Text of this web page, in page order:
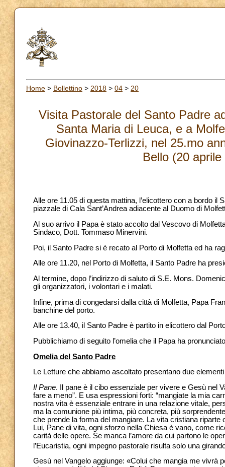
Home > Bollettino > 2018 > 04 > 20
Visita Pastorale del Santo Padre
Santa Maria di Leuca, e a
Giovinazzo-Terlizzi, nel 25.mo
Bello (20
Alle ore 11.05 di questa mattina, l’elicottero con a bordo
piazzale di Cala Sant’Andrea adiacente al Duomo di
Al suo arrivo il Papa è stato accolto dal Vescovo di
Sindaco, Dott. Tommaso Minervini.
Poi, il Santo Padre si è recato al Porto di Molfetta ed ha
Alle ore 11.20, nel Porto di Molfetta, il Santo Padre ha
Al termine, dopo l’indirizzo di saluto di S.E. Mons.
gli organizzatori, i volontari e i malati.
Infine, prima di congedarsi dalla città di Molfetta, Papa
banchine del porto.
Alle ore 13.40, il Santo Padre è partito in elicottero dal
Pubblichiamo di seguito l’omelia che il Papa ha
Omelia del Santo Padre
Le Letture che abbiamo ascoltato presentano due
Il Pane. Il pane è il cibo essenziale per vivere e Gesù nel
fare a meno”. E usa espressioni forti: “mangiate la mia
nostra vita è essenziale entrare in una relazione vitale,
ma la comunione più intima, più concreta, più
che prende la forma del mangiare. La vita cristiana
Lui, Pane di vita, ogni sforzo nella Chiesa è vano, come
carità delle opere. Se manca l’amore da cui partono le
l’Eucaristia, ogni impegno pastorale risulta solo una
Gesù nel Vangelo aggiunge: «Colui che mangia me vivrà